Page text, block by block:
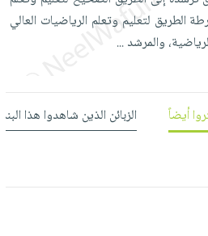
الطريق لتعليم وتعلم الرياضيات العالي
والمرشد...
أيضاً الزبائن الذين شاهدوا هذا